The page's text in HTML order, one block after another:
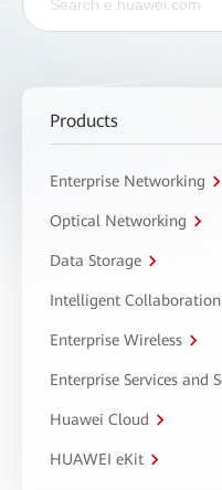
Products
Enterprise Networking
Optical Networking
Data Storage
Intelligent Collaboration
Enterprise Wireless
Enterprise Services and
Huawei Cloud
HUAWEI eKit